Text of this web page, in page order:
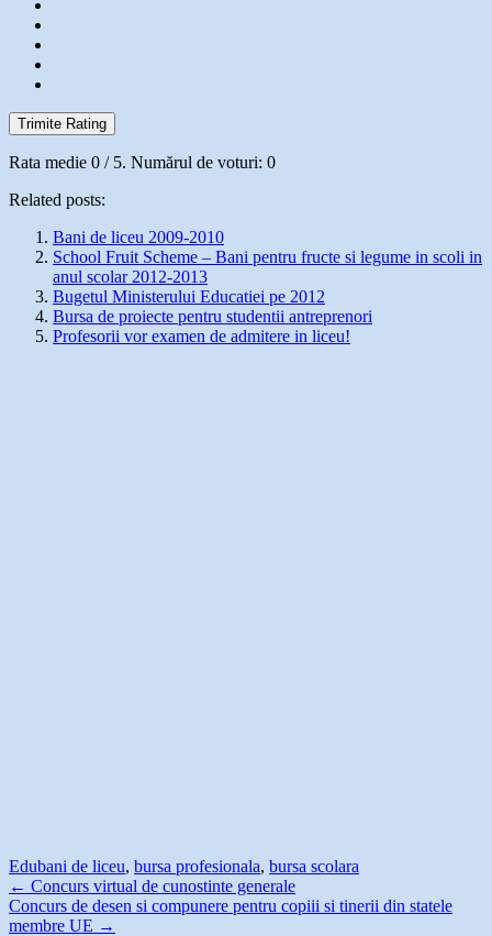
Trimite Rating
Rata medie 0 / 5. Numărul de voturi: 0
Related posts:
Bani de liceu 2009-2010
School Fruit Scheme – Bani pentru fructe si legume in scoli in
anul scolar 2012-2013
Bugetul Ministerului Educatiei pe 2012
Bursa de proiecte pentru studentii antreprenori
Profesorii vor examen de admitere in liceu!
Edubani de liceu, bursa profesionala, bursa scolara
← Concurs virtual de cunostinte generale
Concurs de desen si compunere pentru copiii si tinerii din statele
membre UE →